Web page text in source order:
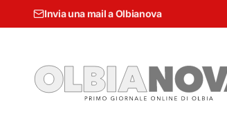
Invia una mail a Olbianova